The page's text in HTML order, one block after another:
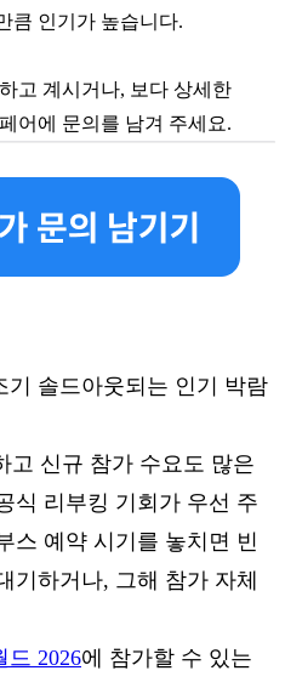
큼 인기가 높습니다.
고 계시거나, 보다 상세한
어에 문의를 남겨 주세요.
기 솔드아웃되는 인기 박람
고 신규 참가 수요도 많은
식 리부킹 기회가 우선 주
스 예약 시기를 놓치면 빈
기하거나, 그해 참가 자체
드 2026에 참가할 수 있는